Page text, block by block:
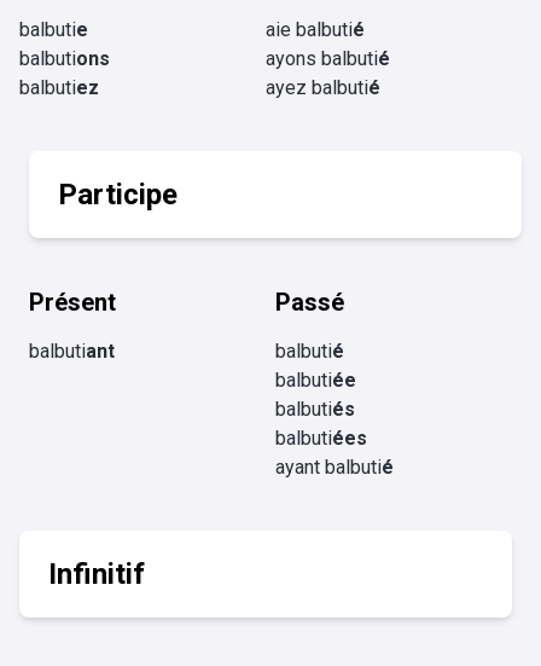
balbutie
balbutions
balbutiez
aie balbutié
ayons balbutié
ayez balbutié
Participe
Présent
balbutiant
Passé
balbutié
balbutiée
balbutiés
balbutiées
ayant balbutié
Infinitif